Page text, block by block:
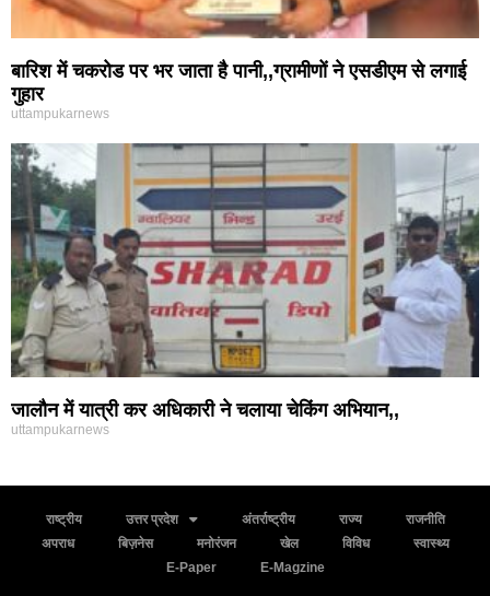
बारिश में चकरोड पर भर जाता है पानी,,ग्रामीणों ने एसडीएम से लगाई
गुहार
uttampukarnews
जालौन में यात्री कर अधिकारी ने चलाया चेकिंग अभियान,,
uttampukarnews
राष्ट्रीय उत्तर प्रदेश अंतर्राष्ट्रीय राज्य
राजनीति
अपराध
बिज़नेस मनोरंजन खेल विविध
स्वास्थ्य
E-Paper
E-Magzine